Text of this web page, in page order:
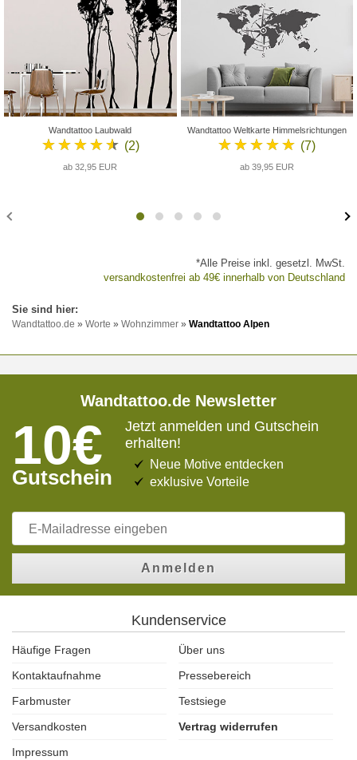
Wandtattoo Laubwald
★★★★★ (2)
ab 32,95 EUR
Wandtattoo Weltkarte Himmelsrichtungen
★★★★★ (7)
ab 39,95 EUR
*Alle Preise inkl. gesetzl. MwSt.
versandkostenfrei ab 49€ innerhalb von Deutschland
Wandtattoo.de » Worte » Wohnzimmer » Wandtattoo Alpen
Wandtattoo.de Newsletter
10€
Gutschein
Jetzt anmelden und Gutschein
erhalten!
Neue Motive entdecken
exklusive Vorteile
Anmelden
Kundenservice
Häufige Fragen
Über uns
Kontaktaufnahme
Pressebereich
Farbmuster
Testsiege
Versandkosten
Vertrag widerrufen
Impressum